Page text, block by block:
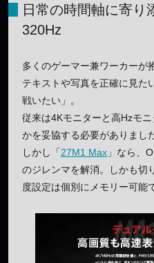
日常の時間軸に寄
320Hz
多くのゲーマー兼ワーカー
テキストや写真を正確に見た
戦いたい」。
従来は4Kモニターと高Hzモ
かを妥協する必要がありまし
しかし「27M1 Max 」なら、
のジレンマを解消。しかも切
度設定は個別にメモリー可能